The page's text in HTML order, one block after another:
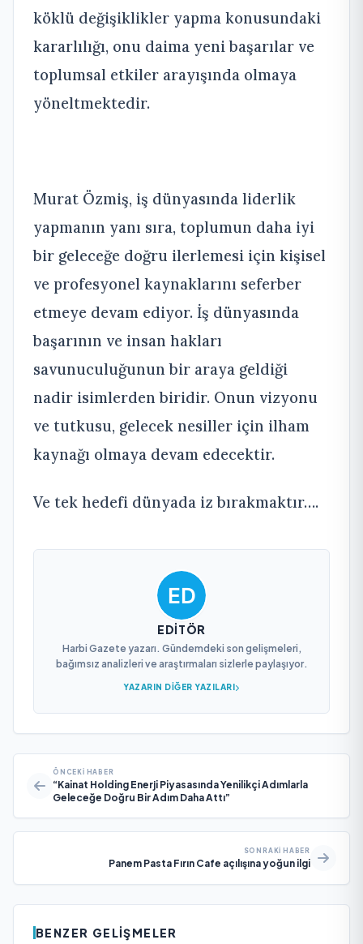
köklü değişiklikler yapma konusundaki
kararlılığı, onu daima yeni başarılar ve
toplumsal etkiler arayışında olmaya
yöneltmektedir.
Murat Özmiş, iş dünyasında liderlik
yapmanın yanı sıra, toplumun daha iyi
bir geleceğe doğru ilerlemesi için kişisel
ve profesyonel kaynaklarını seferber
etmeye devam ediyor. İş dünyasında
başarının ve insan hakları
savunuculuğunun bir araya geldiği
nadir isimlerden biridir. Onun vizyonu
ve tutkusu, gelecek nesiller için ilham
kaynağı olmaya devam edecektir.
Ve tek hedefi dünyada iz bırakmaktır….
EDITÖR
Harbi Gazete yazarı. Gündemdeki son gelişmeleri,
bağımsız analizleri ve araştırmaları sizlerle paylaşıyor.
YAZARIN DIĞER YAZILARI
ÖNCEKI HABER
“Kainat Holding Enerji Piyasasında Yenilikçi Adımlarla
Geleceğe Doğru Bir Adım Daha Attı”
SONRAKI HABER
Panem Pasta Fırın Cafe açılışına yoğun ilgi
BENZER GELIŞMELER